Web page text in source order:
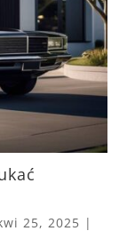
25, 2025 |